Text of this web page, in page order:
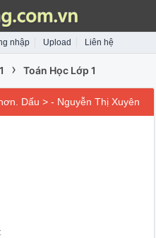
nhập Upload Liên hệ
› Toán Học Lớp 1
Dấu > - Nguyễn Thị Xuyên